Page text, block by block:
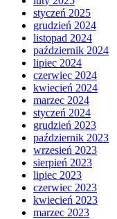
styczeń 2025
grudzień 2024
listopad 2024
październik 2024
lipiec 2024
czerwiec 2024
kwiecień 2024
marzec 2024
styczeń 2024
grudzień 2023
październik 2023
wrzesień 2023
sierpień 2023
lipiec 2023
czerwiec 2023
kwiecień 2023
marzec 2023